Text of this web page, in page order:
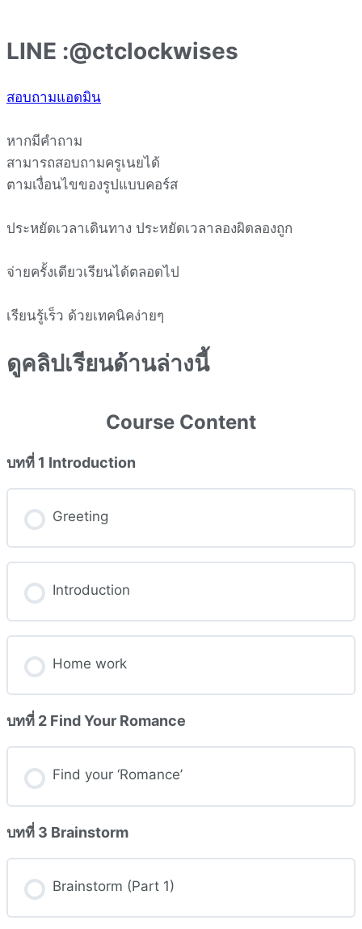
LINE :@ctclockwises
สอบถามแอดมิน
หากมีคำถาม
สามารถสอบถามครูเนยได้
ตามเงื่อนไขของรูปแบบคอร์ส
ประหยัดเวลาเดินทาง ประหยัดเวลาลองผิดลองถูก
จ่ายครั้งเดียวเรียนได้ตลอดไป
เรียนรู้เร็ว ด้วยเทคนิคง่ายๆ
ดูคลิปเรียนด้านล่างนี้
Course Content
บทที่ 1 Introduction
Greeting
Introduction
Home work
บทที่ 2 Find Your Romance
Find your ‘Romance’
บทที่ 3 Brainstorm
Brainstorm (Part 1)